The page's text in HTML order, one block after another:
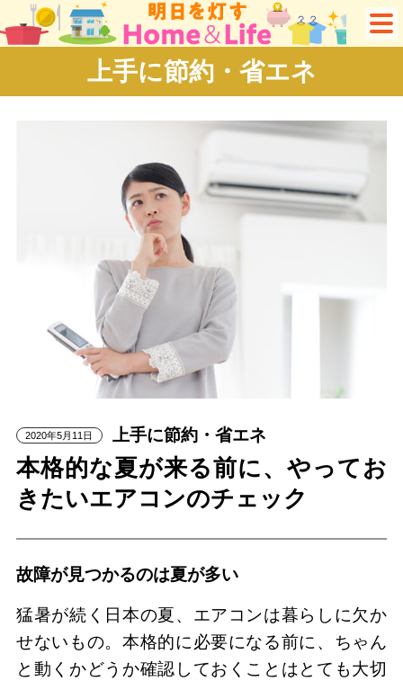
上手に節約・省エネ
2020年5月11日 上手に節約・省エネ
本格的な夏が来る前に、やってお
きたいエアコンのチェック
故障が見つかるのは夏が多い
猛暑が続く日本の夏、エアコンは暮らしに欠か
せないもの。本格的に必要になる前に、ちゃん
と動くかどうか確認しておくことはとても大切